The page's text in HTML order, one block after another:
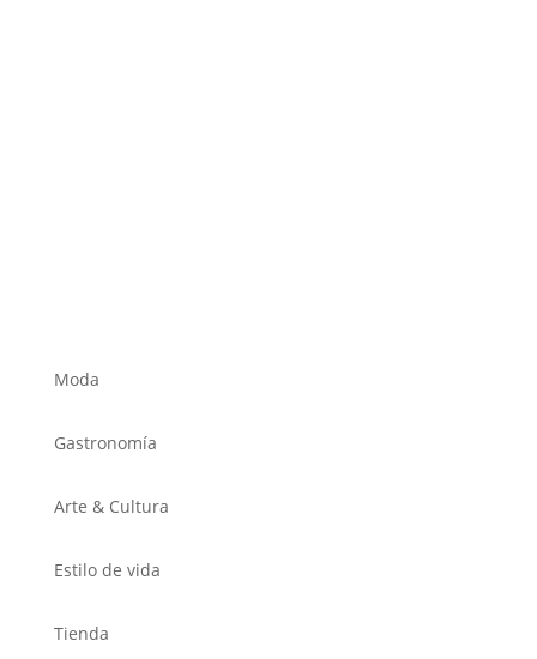
Moda
Gastronomía
Arte & Cultura
Estilo de vida
Tienda